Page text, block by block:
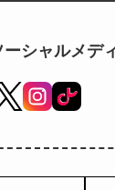
シャルメデ